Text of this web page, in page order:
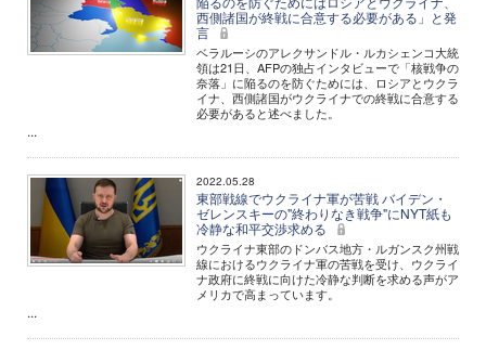
西側諸国が終戦に合意する必要がある」と発
言
ベラルーシのアレクサンドル・ルカシェンコ大統
領は21日、AFPの独占インタビューで「核戦争の
奈落」に陥るのを防ぐためには、ロシアとウクラ
イナ、西側諸国がウクライナでの終戦に合意する
必要があると述べました。
...
2022.05.28
東部戦線でウクライナ軍が苦戦 バイデン・
ゼレンスキーの"終わりなき戦争"にNYT紙も
冷静な和平交渉求める
ウクライナ東部のドンバス地方・ルガンスク州戦
線におけるウクライナ軍の苦戦を受け、ウクライ
ナ政府に終戦に向けた冷静な判断を求める声がア
メリカで高まっています。
...